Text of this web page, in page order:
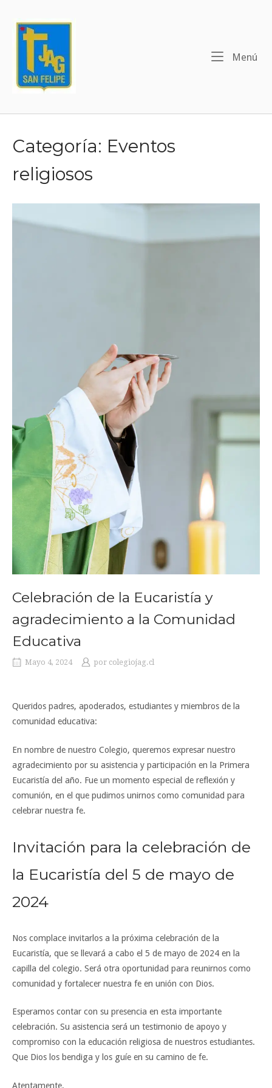
contenido
Menú
Categoría: Eventos
religiosos
Celebración de la Eucaristía y
agradecimiento a la Comunidad
Educativa
Mayo 4, 2024 por colegiojag.cl
Queridos padres, apoderados, estudiantes y miembros de la
comunidad educativa:
En nombre de nuestro Colegio, queremos expresar nuestro
agradecimiento por su asistencia y participación en la Primera
Eucaristía del año. Fue un momento especial de reflexión y
comunión, en el que pudimos unirnos como comunidad para
celebrar nuestra fe.
Invitación para la celebración de
la Eucaristía del 5 de mayo de
2024
Nos complace invitarlos a la próxima celebración de la
Eucaristía, que se llevará a cabo el 5 de mayo de 2024 en la
capilla del colegio. Será otra oportunidad para reunirnos como
comunidad y fortalecer nuestra fe en unión con Dios.
Esperamos contar con su presencia en esta importante
celebración. Su asistencia será un testimonio de apoyo y
compromiso con la educación religiosa de nuestros estudiantes.
Que Dios los bendiga y los guíe en su camino de fe.
Atentamente,